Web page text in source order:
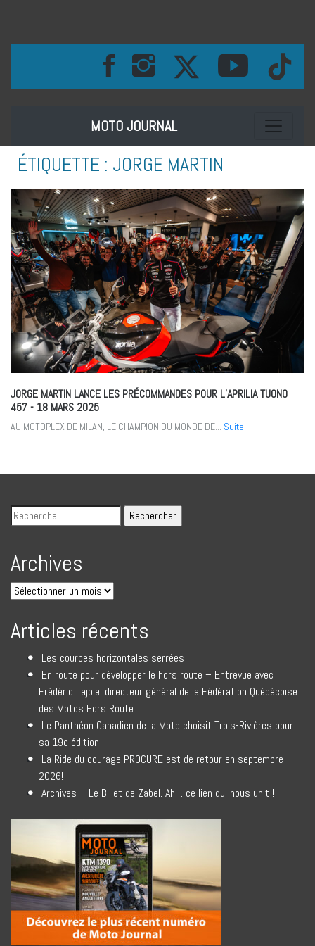
MOTO JOURNAL Toggle
ÉTIQUETTE : JORGE MARTIN
JORGE MARTIN LANCE LES PRÉCOMMANDES POUR L’APRILIA TUONO
457- 18 MARS 2025
AU MOTOPLEX DE MILAN, LE CHAMPION DU MONDE DE... Suite
Archives
Articles récents
Les courbes horizontales serrées
En route pour développer le hors route – Entrevue avec
Frédéric Lajoie, directeur général de la Fédération Québécoise
des Motos Hors Route
Le Panthéon Canadien de la Moto choisit Trois-Rivières pour
sa 19e édition
La Ride du courage PROCURE est de retour en septembre
2026!
Archives – Le Billet de Zabel. Ah… ce lien qui nous unit !